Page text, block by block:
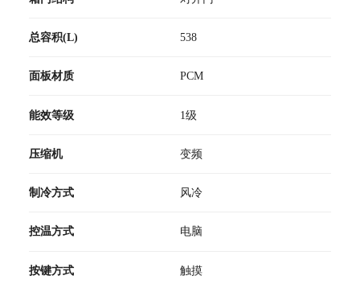
总容积(L) 538
面板材质 PCM
能效等级 1级
压缩机 变频
制冷方式 风冷
控温方式 电脑
按键方式 触摸